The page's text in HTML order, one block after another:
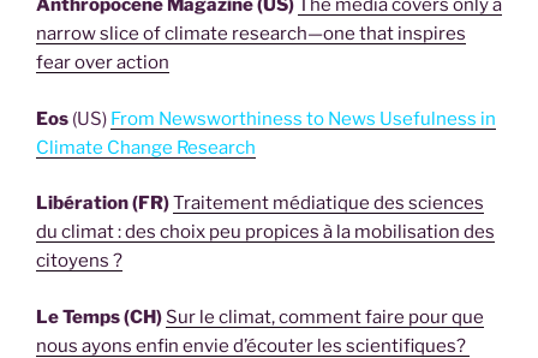
Anthropocene Magazine (US)The media covers only a
narrow slice of climate research—one that inspires
fear over action
Eos (US) From Newsworthiness to News Usefulness in
Climate Change Research
Libération (FR)Traitement médiatique des sciences
du climat : des choix peu propices à la mobilisation des
citoyens ?
Le Temps (CH) Sur le climat, comment faire pour que
nous ayons enfin envie d’écouter les scientifiques?